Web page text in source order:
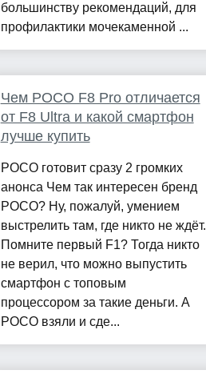
большинству рекомендаций, для
профилактики мочекаменной ...
Чем POCO F8 Pro отличается
от F8 Ultra и какой смартфон
лучше купить
POCO готовит сразу 2 громких
анонса Чем так интересен бренд
POCO? Ну, пожалуй, умением
выстрелить там, где никто не ждёт.
Помните первый F1? Тогда никто
не верил, что можно выпустить
смартфон с топовым
процессором за такие деньги. А
POCO взяли и сде...